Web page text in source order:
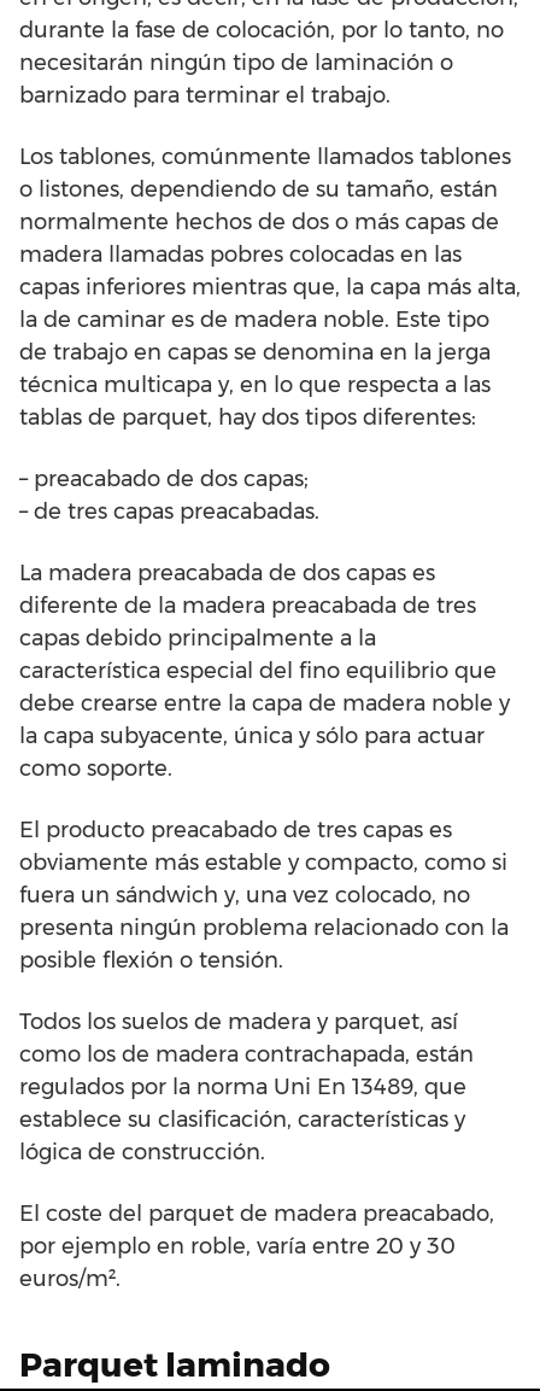
durante la fase de colocación, por lo tanto, no
necesitarán ningún tipo de laminación o
barnizado para terminar el trabajo.
Los tablones, comúnmente llamados tablones
o listones, dependiendo de su tamaño, están
normalmente hechos de dos o más capas de
madera llamadas pobres colocadas en las
capas inferiores mientras que, la capa más alta,
la de caminar es de madera noble. Este tipo
de trabajo en capas se denomina en la jerga
técnica multicapa y, en lo que respecta a las
tablas de parquet, hay dos tipos diferentes:
– preacabado de dos capas;
– de tres capas preacabadas.
La madera preacabada de dos capas es
diferente de la madera preacabada de tres
capas debido principalmente a la
característica especial del fino equilibrio que
debe crearse entre la capa de madera noble y
la capa subyacente, única y sólo para actuar
como soporte.
El producto preacabado de tres capas es
obviamente más estable y compacto, como si
fuera un sándwich y, una vez colocado, no
presenta ningún problema relacionado con la
posible flexión o tensión.
Todos los suelos de madera y parquet, así
como los de madera contrachapada, están
regulados por la norma Uni En 13489, que
establece su clasificación, características y
lógica de construcción.
El coste del parquet de madera preacabado,
por ejemplo en roble, varía entre 20 y 30
euros/m².
Parquet laminado